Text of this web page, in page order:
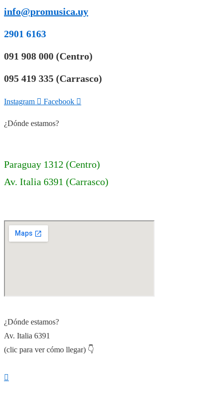
info@promusica.uy
2901 6163
091 908 000 (Centro)
095 419 335 (Carrasco)
Instagram Facebook
¿Dónde estamos?
Paraguay 1312 (Centro)
Av. Italia 6391 (Carrasco)
¿Dónde estamos?
Av. Italia 6391
(clic para ver cómo llegar) 👇